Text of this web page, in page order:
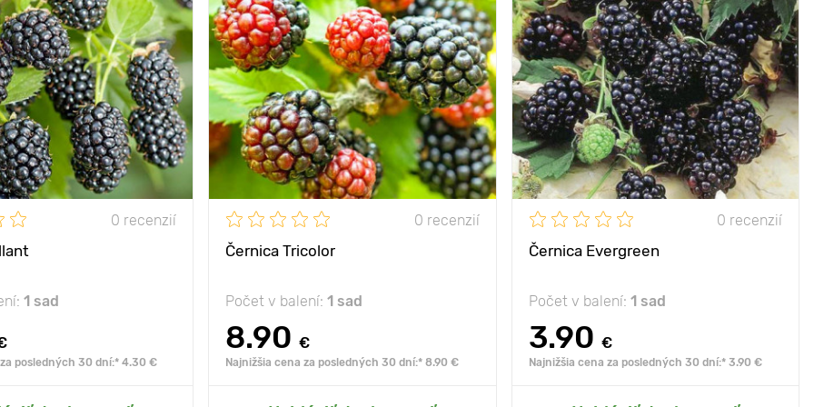
0 recenzií
1 sad
posledných 30 dní:* 4.30 €
-30°С
2-2,5 m
1,5-2 m
slnko, polotieň
0 recenzií
Černica Tricolor
Počet v balení: 1 sad
8.90 €
Najnižšia cena za posledných 30 dní:* 8.90 €
Mrazuvzdornosť - 30°С
Hĺbka výsadby 20 - 40 cm
Vlastnosti
kríky nájdu využitie v
každej záhrade
Výška rastliny 300 - 500 cm
Vzdialenosť medzi
rastlinami
200 - 300 cm
Poloha slnko, polotieň 0 recenzií
Černica Evergreen
Počet v balení: 1 sad
3.90 €
Najnižšia cena za posledných 30 dní:* 3.90 €
Mrazuvzdornosť -30°С
Výška rastliny 2-2,5 m
Vzdialenosť medzi
rastlinami
1-1,5 m
Poloha slnko, polotieň